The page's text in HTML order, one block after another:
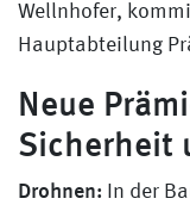
Wellnhofer,
Hauptabteilung
Neue
Sicherheit
Drohnen: In der